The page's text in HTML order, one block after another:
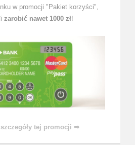
w promocji "Pakiet korzyści",
zarobić nawet 1000 zł!
tej promocji ⇒